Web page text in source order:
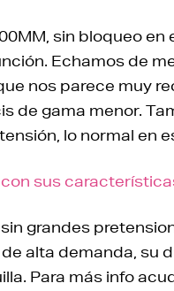
sin bloqueo
Echamos de
nos parece muy
de gama menor.
lo normal en
sus
grandes
alta demanda, su
Para más info